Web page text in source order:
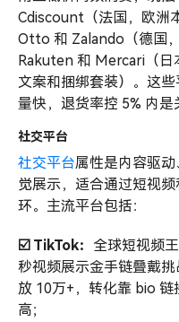
Cdiscount（法国，欧洲
Otto 和 Zalando（德国
Rakuten 和 Mercari（日
文案和捆绑套装）。这
量快，退货率控 5% 内是
社交平台
社交平台属性是内容驱
觉展示，适合通过短视
环。主流平台包括：
☑️ TikTok： 全球短视频
秒视频展示金手链叠戴
放 10万+，转化靠 bio
高；